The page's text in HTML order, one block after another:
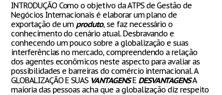
INTRODUÇÃO Como o objetivo da ATPS de Gestão de
Negócios Internacionais é elaborar um plano de
exportação de um produto, se faz necessário o
conhecimento do cenário atual. Desbravando e
conhecendo um pouco sobre a globalização e suas
interferências no mercado, compreendendo a relação
dos agentes econômicos neste aspecto para avaliar as
possibilidades e barreiras do comércio internacional. A
GLOBALIZAÇÃO E SUAS VANTAGENSE DESVANTAGENSA
maioria das pessoas acha que a globalização diz respeito